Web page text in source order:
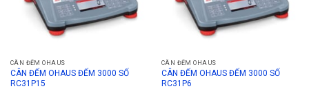
CÂN ĐẾM OHAUS
CÂN ĐẾM OHAUS ĐẾM 3000 SỐ
RC31P15
CÂN ĐẾM OHAUS
CÂN ĐẾM OHAUS ĐẾM 3000 SỐ
RC31P6